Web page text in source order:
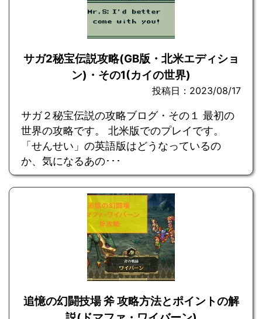
サガ2秘宝伝説攻略(GB版・北米エディショ
ン)・その1(カイの世界)
投稿日：2023/08/17
サガ２秘宝伝説の攻略ブログ・その１ 最初の
世界の攻略です。 北米版でのプレイです。
「せんせい」の英語版はどうなっているの
か、気になるあの･･･
追憶の幻闘技場 斧 攻略方法とポイントの解